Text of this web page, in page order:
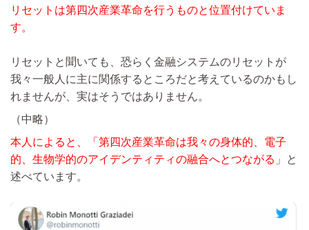
リセットは第四次産業革命を行うものと位置付けていま
す。
リセットと聞いても、恐らく金融システムのリセットが
我々一般人に主に関係するところだと考えているのかもし
れませんが、実はそうではありません。
（中略）
本人によると、「第四次産業革命は我々の身体的、電子
的、生物学的のアイデンティティの融合へとつながる」
と
述べています。